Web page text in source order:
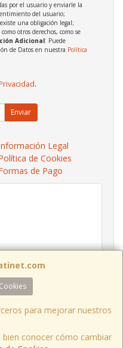
para mejorar nuestros
conocer cómo cambiar
por el usuario y enviarle la
del usuario;
una obligación legal;
otros derechos, como se
Adicional: Puede
de Datos en nuestra Política
.
Enviar
Legal
de Cookies
de Pago